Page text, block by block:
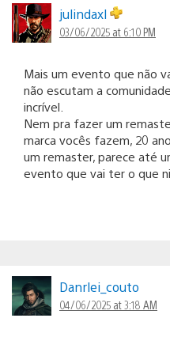
julindaxl
03/06/2025 at 6:10 PM
Mais um evento que não
não escutam a
incrível.
Nem pra fazer um
marca vocês fazem, 20
um remaster, parece até
evento que vai ter o que
Danrlei_couto
04/06/2025 at 3:18 AM